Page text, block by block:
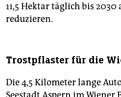
11,5 Hektar täglich bis 2030
reduzieren.
Trostpflaster für die
Die 4,5 Kilometer lange